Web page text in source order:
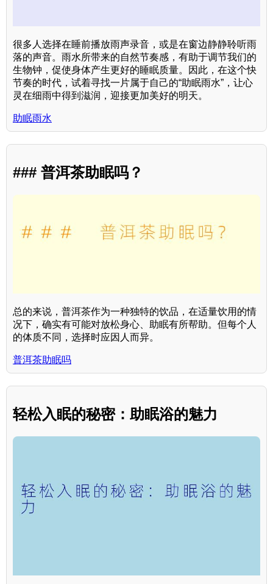
很多人选择在睡前播放雨声录音，或是在窗边静静聆听雨
落的声音。雨水所带来的自然节奏感，有助于调节我们的
生物钟，促使身体产生更好的睡眠质量。因此，在这个快
节奏的时代，试着寻找一片属于自己的“助眠雨水”，让心
灵在细雨中得到滋润，迎接更加美好的明天。
助眠雨水
### 普洱茶助眠吗？
总的来说，普洱茶作为一种独特的饮品，在适量饮用的情
况下，确实有可能对放松身心、助眠有所帮助。但每个人
的体质不同，选择时应因人而异。
普洱茶助眠吗
轻松入眠的秘密：助眠浴的魅力